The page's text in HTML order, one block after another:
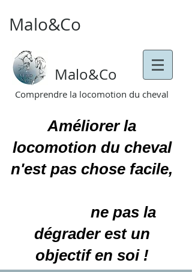
Malo&Co
Malo&Co
Comprendre la locomotion du cheval
Améliorer la
locomotion du cheval
n'est pas chose facile,
ne pas la
dégrader est un
objectif en soi !